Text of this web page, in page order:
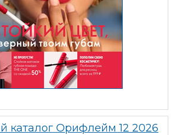
каталог Орифлейм 12 2026